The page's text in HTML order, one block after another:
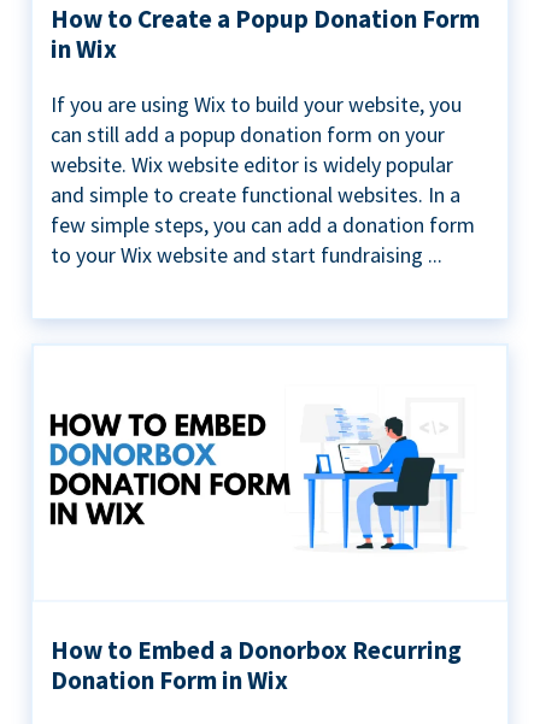
How to Create a Popup Donation Form
in Wix
If you are using Wix to build your website, you
can still add a popup donation form on your
website. Wix website editor is widely popular
and simple to create functional websites. In a
few simple steps, you can add a donation form
to your Wix website and start fundraising ...
How to Embed a Donorbox Recurring
Donation Form in Wix